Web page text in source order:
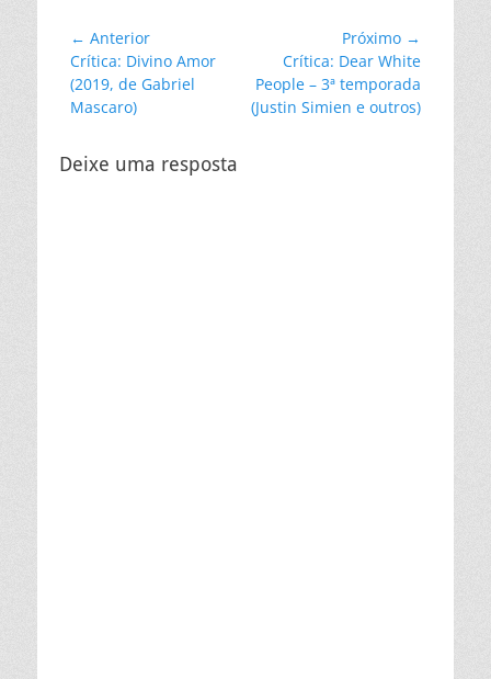
Navegação
de
Post
← Anterior
Post
anterior:
Crítica: Divino Amor
(2019, de Gabriel
Mascaro)
Próximo →
Próximo
post:
Crítica: Dear White
People – 3ª temporada
(Justin Simien e outros)
Deixe uma resposta